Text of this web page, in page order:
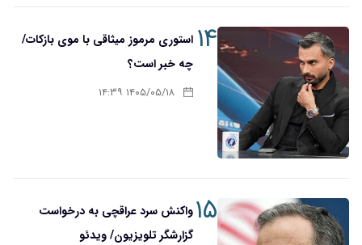
۱۴ استوری مرموز میثاقی با موی بازکات/
چه خبر است؟
۱۴۰۵/۰۵/۱۸ ۱۴:۳۹
۱۵واکنش سرد عراقچی به درخواست
گزارشگر تلویزیون/ ویدئو